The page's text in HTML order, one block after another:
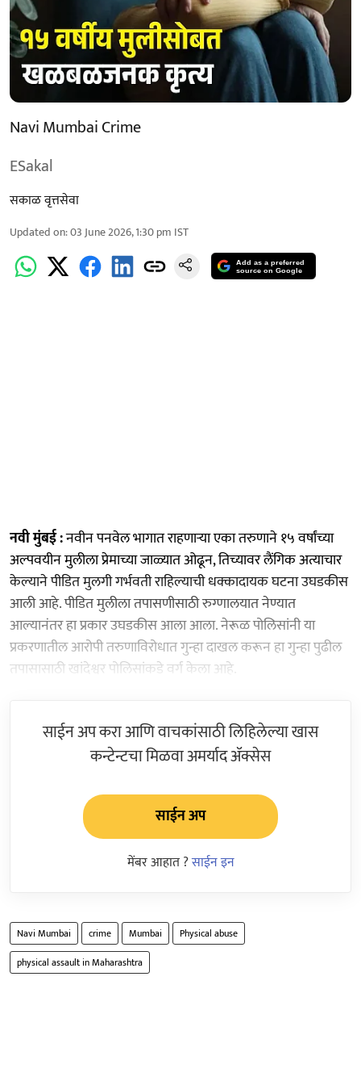
Navi Mumbai Crime
ESakal
सकाळ वृत्तसेवा
Updated on:03 June 2026, 1:30 pm IST
Add as a preferred
source on Google
नवी मुंबई :नवीन पनवेल भागात राहणाऱ्या एका तरुणाने १५ वर्षांच्या
अल्पवयीन मुलीला प्रेमाच्या जाळ्यात ओढून, तिच्यावर लैंगिक अत्याचार
केल्याने पीडित मुलगी गर्भवती राहिल्याची धक्कादायक घटना उघडकीस
आली आहे. पीडित मुलीला तपासणीसाठी रुग्णालयात नेण्यात
आल्यानंतर हा प्रकार उघडकीस आला आला. नेरूळ पोलिसांनी या
प्रकरणातील आरोपी तरुणाविरोधात गुन्हा दाखल करून हा गुन्हा पुढील
तपासासाठी खांदेश्वर पोलिसांकडे वर्ग केला आहे.
साईन अप करा आणि वाचकांसाठी लिहिलेल्या खास
कन्टेन्टचा मिळवा अमर्याद ॲक्सेस
साईन अप
मेंबर आहात ?साईन इन
Navi Mumbai crime Mumbai
Physical abuse
physical assault in Maharashtra